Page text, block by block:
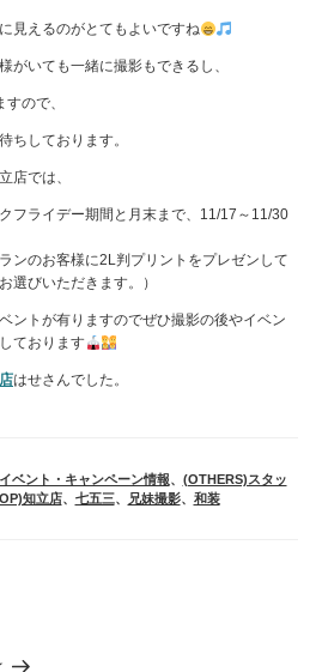
見えるのがとてもよいですね
がいても一緒に撮影もできるし、
ので、
ちしております。
店では、
フライデー期間と月末まで、11/17～11/30
ンのお客様に2L判プリントをプレゼンして
選びいただきます。）
ントが有りますのでぜひ撮影の後やイベン
ております
はせさんでした。
ベント・キャンペーン情報、 (OTHERS)スタッ
知立店、 七五三、 兄妹撮影、 和装